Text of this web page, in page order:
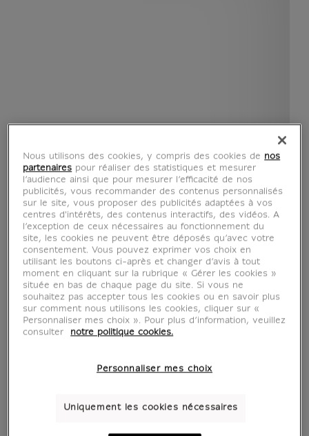
voir en situation zoom produit
AFFICHES D'ART
Nous utilisons des cookies, y compris des cookies de nos
partenaires pour réaliser des statistiques et mesurer
l’audience ainsi que pour mesurer l’efficacité de nos
publicités, vous recommander des contenus personnalisés
sur le site, vous proposer des publicités adaptées à vos
centres d'intérêts, des contenus interactifs, des vidéos. A
l’exception de ceux nécessaires au fonctionnement du
site, les cookies ne peuvent être déposés qu’avec votre
consentement. Vous pouvez exprimer vos choix en
utilisant les boutons ci-après et changer d’avis à tout
moment en cliquant sur la rubrique « Gérer les cookies »
située en bas de chaque page du site. Si vous ne
souhaitez pas accepter tous les cookies ou en savoir plus
sur comment nous utilisons les cookies, cliquer sur «
Personnaliser mes choix ». Pour plus d’information, veuillez
consulter
notre politique cookies.
Personnaliser mes choix
Uniquement les cookies nécessaires